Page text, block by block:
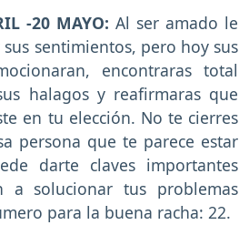
-20 MAYO: Al ser amado le
sus sentimientos, pero hoy sus
encontraras total
halagos y reafirmaras que
en tu elección. No te cierres
persona que te parece estar
darte claves importantes
a solucionar tus problemas
para la buena racha: 22.